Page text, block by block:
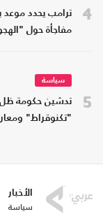
4
ترامب يحدد
مفاجأة حول
5
سياسة
تدشين حكومة ظل
"تكنوقراط"
الأخبار
سياسة